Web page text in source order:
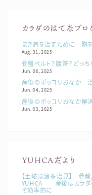
カラダのはてなブロ
まき肩を治すために 胸を
Aug. 31, 2025
骨盤ベルト？腹帯？どっ
Jun. 06, 2025
産後のポッコリおなか
Jun. 04, 2025
産後のポッコリおなか解
Jun. 03, 2025
YUHCAだより
【土岐瑞浪多治見】 骨
YUHCA 産後はカラダ
そ効率的に